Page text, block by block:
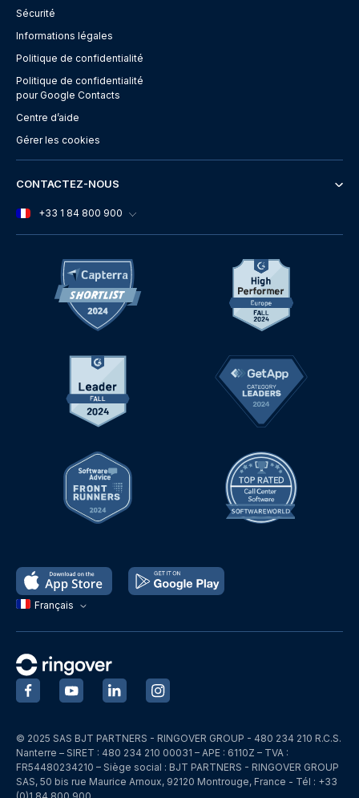
Français
Sécurité
Informations légales
Politique de confidentialité
Politique de confidentialité
pour Google Contacts
Centre d’aide
Gérer les cookies
CONTACTEZ-NOUS
+33 1 84 800 900
© 2025 SAS BJT PARTNERS - RINGOVER GROUP - 480 234 210 R.C.S.
Nanterre – SIRET : 480 234 210 00031 – APE : 6110Z – TVA :
FR54480234210 – Siège social : BJT PARTNERS - RINGOVER GROUP
SAS, 50 bis rue Maurice Arnoux, 92120 Montrouge, France - Tél : +33